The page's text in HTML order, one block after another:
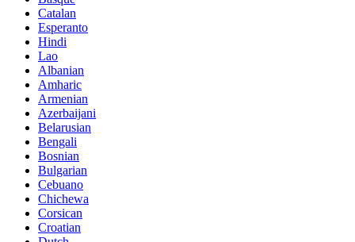
Catalan
Esperanto
Hindi
Lao
Albanian
Amharic
Armenian
Azerbaijani
Belarusian
Bengali
Bosnian
Bulgarian
Cebuano
Chichewa
Corsican
Croatian